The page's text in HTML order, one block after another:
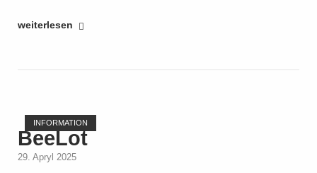
"Honigschleudern
im
Schirach-
Haus
Kleinbautzen"
weiterlesen
INFORMATION
BeeLot
29. Apryl 2025